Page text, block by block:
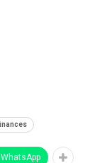
WhatsApp